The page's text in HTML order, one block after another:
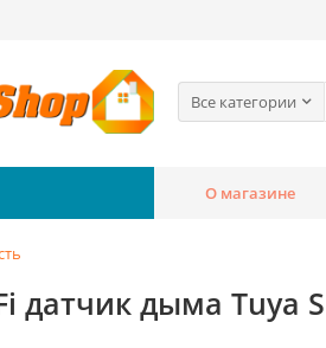
Все категории
О магазине
датчик дыма Tuya